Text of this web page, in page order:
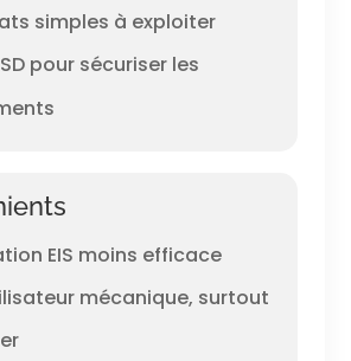
simples à exploiter
pour sécuriser les
EIS moins efficace
mécanique, surtout